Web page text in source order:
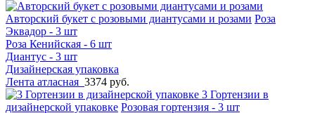
Авторский букет с розовыми диантусами и розами Роза
Эквадор - 3 шт
Роза Кенийская - 6 шт
Диантус - 3 шт
Дизайнерская упаковка
Лента атласная 3374 руб.
3 Гортензии в
дизайнерской упаковке Розовая гортензия - 3 шт